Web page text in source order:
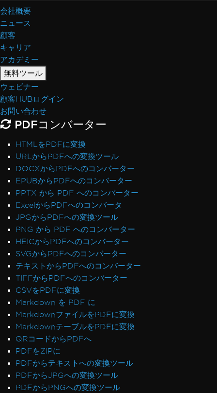
会社概要
ニュース
顧客
キャリア
アカデミー
無料ツール
ウェビナー
顧客HUBログイン
お問い合わせ
PDFコンバーター
HTMLをPDFに変換
URLからPDFへの変換ツール
DOCXからPDFへのコンバーター
EPUBからPDFへのコンバーター
PPTX から PDF へのコンバーター
ExcelからPDFへのコンバータ
JPGからPDFへの変換ツール
PNG から PDF へのコンバーター
HEICからPDFへのコンバーター
SVGからPDFへのコンバーター
テキストからPDFへのコンバーター
TIFFからPDFへのコンバーター
CSVをPDFに変換
Markdown を PDF に
MarkdownファイルをPDFに変換
MarkdownテーブルをPDFに変換
QRコードからPDFへ
PDFをZIPに
PDFからテキストへの変換ツール
PDFからJPGへの変換ツール
PDFからPNGへの変換ツール